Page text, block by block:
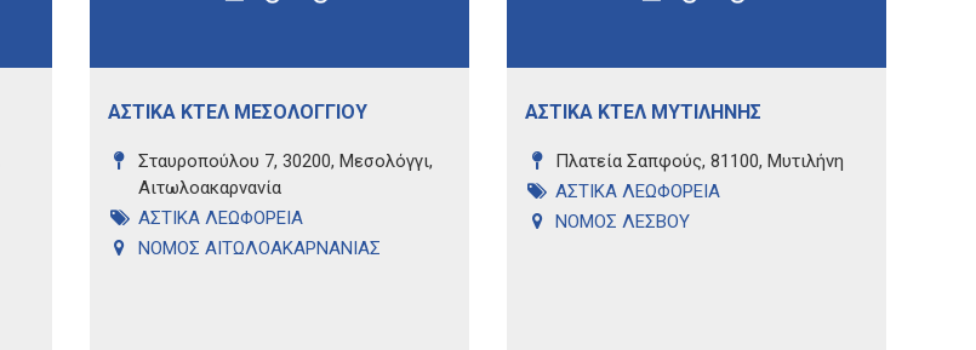
ΑΣΤΙΚΑ ΚΤΕΛ ΜΕΣΟΛΟΓΓΙΟΥ
Σταυροπούλου 7, 30200, Μεσολόγγι,
Αιτωλοακαρνανία
ΑΣΤΙΚΑ ΛΕΩΦΟΡΕΙΑ
ΝΟΜΟΣ ΑΙΤΩΛΟΑΚΑΡΝΑΝΙΑΣ
ΑΣΤΙΚΑ ΚΤΕΛ ΜΥΤΙΛΗΝΗΣ
Πλατεία Σαπφούς, 81100, Μυτιλήνη
ΑΣΤΙΚΑ ΛΕΩΦΟΡΕΙΑ
ΝΟΜΟΣ ΛΕΣΒΟΥ